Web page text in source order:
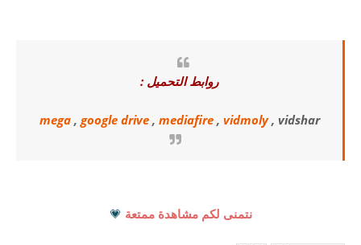
روابط التحميل :
mega, google drive, mediafire, vidmoly, vidshar
نتمنى لكم مشاهدة ممتعة 💗